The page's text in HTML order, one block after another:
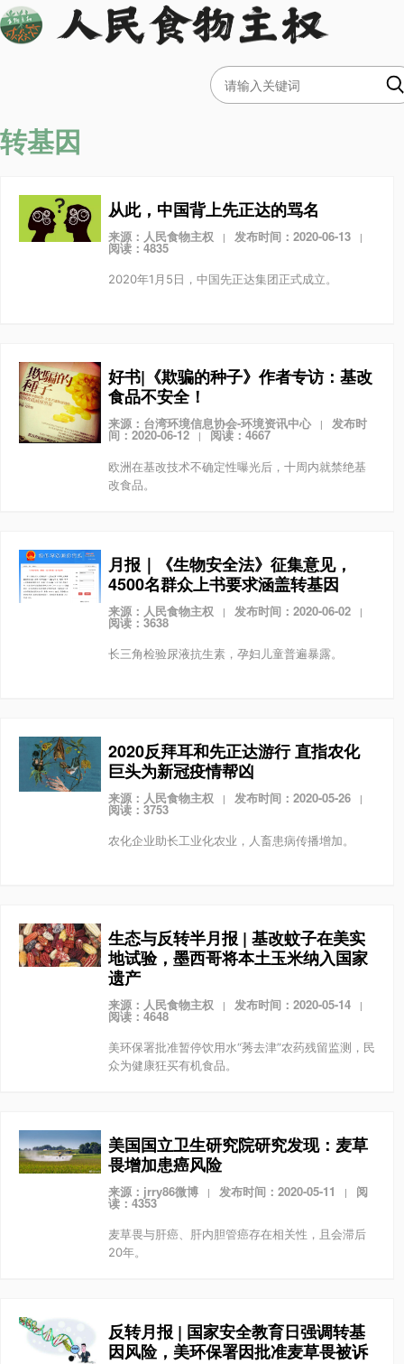
转基因
从此，中国背上先正达的骂名
来源：人民食物主权 | 发布时间：2020-06-13 |
阅读：4835
2020年1月5日，中国先正达集团正式成立。
好书|《欺骗的种子》作者专访：基改
食品不安全！
来源：台湾环境信息协会-环境资讯中心 | 发布时
间：2020-06-12 | 阅读：4667
欧洲在基改技术不确定性曝光后，十周内就禁绝基
改食品。
月报｜《生物安全法》征集意见，
4500名群众上书要求涵盖转基因
来源：人民食物主权 | 发布时间：2020-06-02 |
阅读：3638
长三角检验尿液抗生素，孕妇儿童普遍暴露。
2020反拜耳和先正达游行 直指农化
巨头为新冠疫情帮凶
来源：人民食物主权 | 发布时间：2020-05-26 |
阅读：3753
农化企业助长工业化农业，人畜患病传播增加。
生态与反转半月报 | 基改蚊子在美实
地试验，墨西哥将本土玉米纳入国家
遗产
来源：人民食物主权 | 发布时间：2020-05-14 |
阅读：4648
美环保署批准暂停饮用水“莠去津”农药残留监测，民
众为健康狂买有机食品。
美国国立卫生研究院研究发现：麦草
畏增加患癌风险
来源：jrry86微博 | 发布时间：2020-05-11 | 阅
读：4353
麦草畏与肝癌、肝内胆管癌存在相关性，且会滞后
20年。
反转月报 | 国家安全教育日强调转基
因风险，美环保署因批准麦草畏被诉